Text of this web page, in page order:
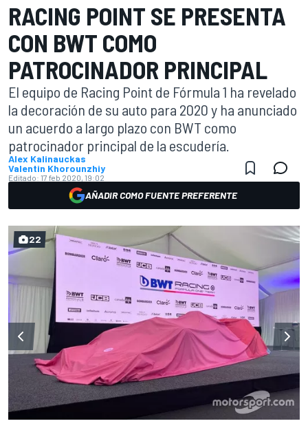
RACING POINT SE PRESENTA
CON BWT COMO
PATROCINADOR PRINCIPAL
El equipo de Racing Point de Fórmula 1 ha revelado
la decoración de su auto para 2020 y ha anunciado
un acuerdo a largo plazo con BWT como
patrocinador principal de la escudería.
Alex Kalinauckas
Valentin Khorounzhiy
Editado: 17 feb 2020, 19:02
AÑADIR COMO FUENTE PREFERENTE
22